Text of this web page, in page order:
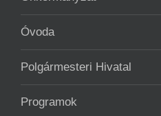
Óvoda
Polgármesteri Hivatal
Programok